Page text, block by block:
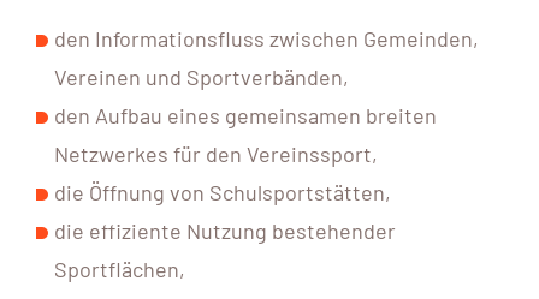
den Informationsfluss zwischen Gemeinden,
Vereinen und Sportverbänden,
den Aufbau eines gemeinsamen breiten
Netzwerkes für den Vereinssport,
die Öffnung von Schulsportstätten,
die effiziente Nutzung bestehender
Sportflächen,